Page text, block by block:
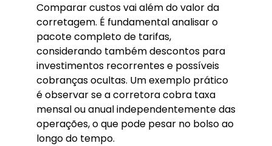
Comparar custos vai além do valor da
corretagem. É fundamental analisar o
pacote completo de tarifas,
considerando também descontos para
investimentos recorrentes e possíveis
cobranças ocultas. Um exemplo prático
é observar se a corretora cobra taxa
mensal ou anual independentemente das
operações, o que pode pesar no bolso ao
longo do tempo.